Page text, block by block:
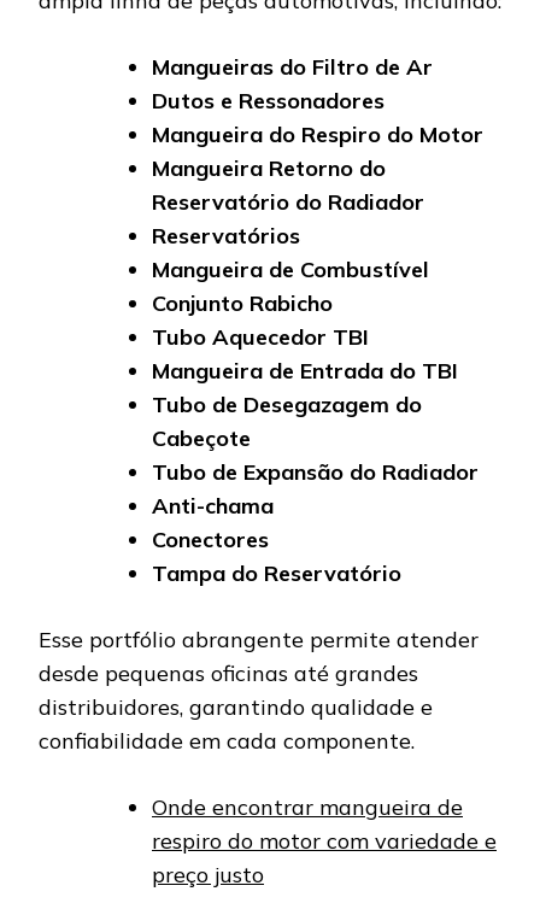
Mangueiras do Filtro de Ar
Dutos e Ressonadores
Mangueira do Respiro do Motor
Mangueira Retorno do
Reservatório do Radiador
Reservatórios
Mangueira de Combustível
Conjunto Rabicho
Tubo Aquecedor TBI
Mangueira de Entrada do TBI
Tubo de Desegazagem do
Cabeçote
Tubo de Expansão do Radiador
Anti-chama
Conectores
Tampa do Reservatório
Esse portfólio abrangente permite atender
desde pequenas oficinas até grandes
distribuidores, garantindo qualidade e
confiabilidade em cada componente.
Onde encontrar mangueira de
respiro do motor com variedade e
preço justo